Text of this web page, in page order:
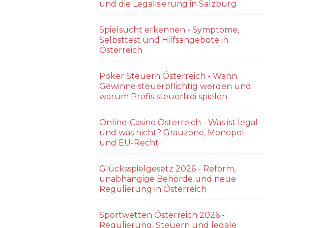
und die Legalisierung in Salzburg
Spielsucht erkennen - Symptome,
Selbsttest und Hilfsangebote in
Österreich
Poker Steuern Österreich - Wann
Gewinne steuerpflichtig werden und
warum Profis steuerfrei spielen
Online-Casino Österreich - Was ist legal
und was nicht? Grauzone, Monopol
und EU-Recht
Glücksspielgesetz 2026 - Reform,
unabhängige Behörde und neue
Regulierung in Österreich
Sportwetten Österreich 2026 -
Regulierung, Steuern und legale